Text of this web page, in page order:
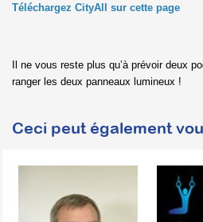
Téléchargez CityAll sur cette page
Il ne vous reste plus qu’à prévoir deux
ranger les deux panneaux lumineux !
Ceci peut également